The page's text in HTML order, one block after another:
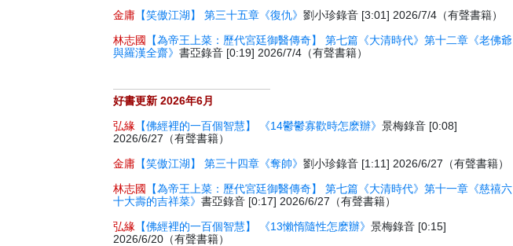
金庸 【笑傲江湖】 第三十五章《復仇》劉小珍錄音 [3:01] 2026/7/4（有聲書籍）
林志國
【為帝王上菜：歷代宮廷御醫傳奇】 第七篇《大清時代》第十二章《老佛爺
與羅漢全齋》書亞錄音 [0:19] 2026/7/4（有聲書籍）
好書更新 2026年6月
弘緣 【佛經裡的一百個智慧】 《14鬱鬱寡歡時怎麽辦》景梅錄音 [0:08]
2026/6/27（有聲書籍）
金庸 【笑傲江湖】 第三十四章《奪帥》劉小珍錄音 [1:11] 2026/6/27（有聲書籍）
林志國
【為帝王上菜：歷代宮廷御醫傳奇】 第七篇《大清時代》第十一章《慈禧六
十大壽的吉祥菜》書亞錄音 [0:17] 2026/6/27（有聲書籍）
弘緣 【佛經裡的一百個智慧】 《13懶惰隨性怎麽辦》景梅錄音 [0:15]
2026/6/20（有聲書籍）